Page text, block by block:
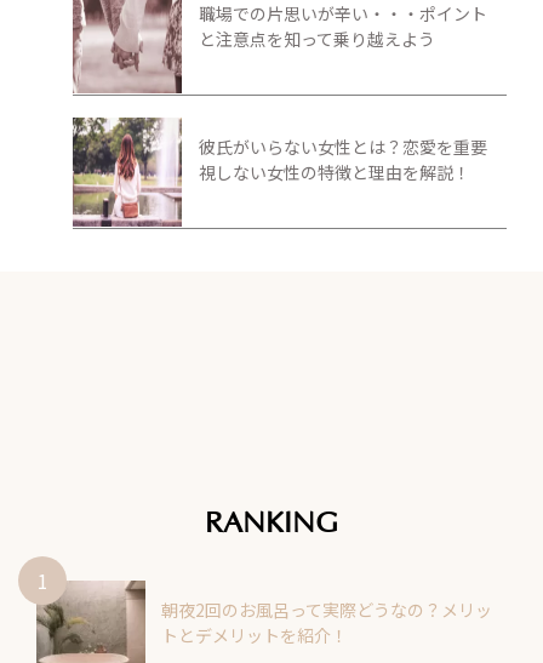
職場での片思いが辛い・・・ポイント
と注意点を知って乗り越えよう
彼氏がいらない女性とは？恋愛を重要
視しない女性の特徴と理由を解説！
RANKING
朝夜2回のお風呂って実際どうなの？メリッ
トとデメリットを紹介！